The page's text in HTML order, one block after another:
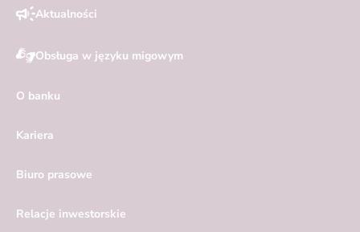
Aktualności
Obsługa w języku migowym
O banku
Kariera
Biuro prasowe
Relacje inwestorskie